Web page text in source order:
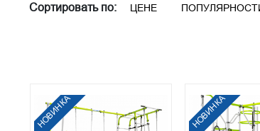
Сортировать по: ЦЕНЕ
НОВИНКА НОВИНКА